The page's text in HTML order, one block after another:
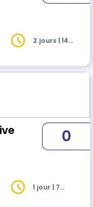
2 jours | 14
0
1 jour | 7